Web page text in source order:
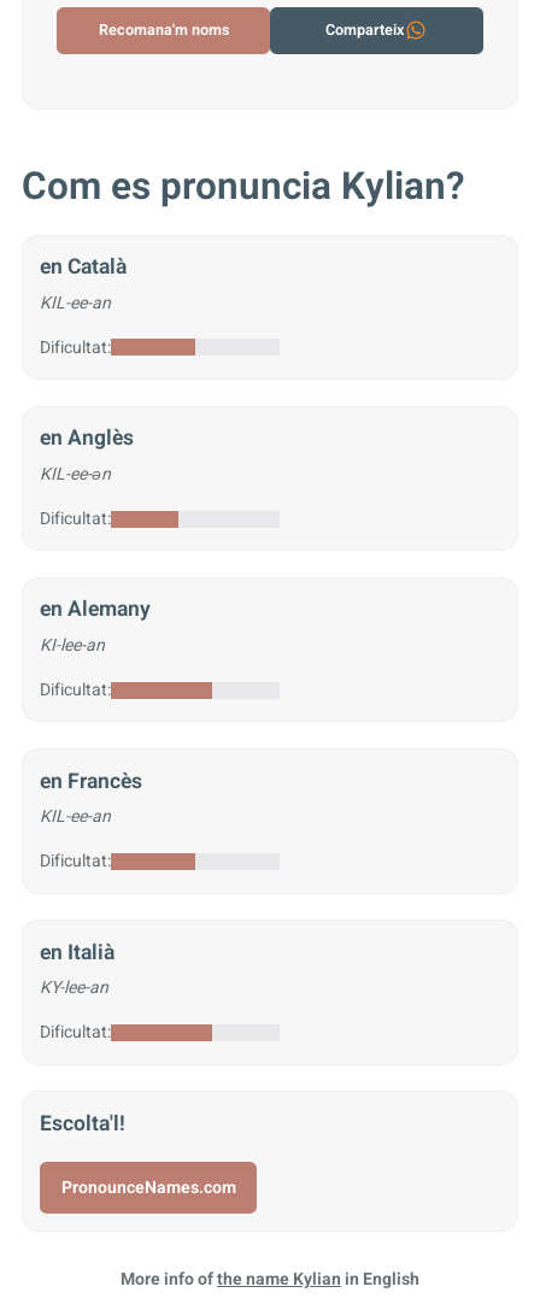
Recomana'm noms Comparteix
Com es pronuncia Kylian?
en Català
KIL-ee-an
Dificultat:
en Anglès
KIL-ee-ən
Dificultat:
en Alemany
KI-lee-an
Dificultat:
en Francès
KIL-ee-an
Dificultat:
en Italià
KY-lee-an
Dificultat:
Escolta'l!
PronounceNames.com
More info ofthe name Kylianin English